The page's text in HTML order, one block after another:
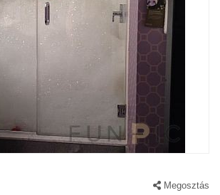
Megosztás